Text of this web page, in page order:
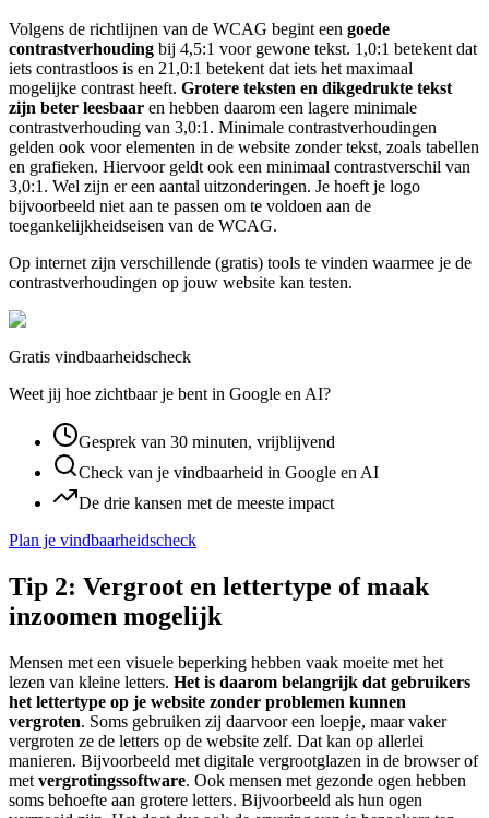
Volgens de richtlijnen van de WCAG begint een goede
contrastverhouding bij 4,5:1 voor gewone tekst. 1,0:1 betekent dat
iets contrastloos is en 21,0:1 betekent dat iets het maximaal
mogelijke contrast heeft. Grotere teksten en dikgedrukte tekst
zijn beter leesbaar en hebben daarom een lagere minimale
contrastverhouding van 3,0:1. Minimale contrastverhoudingen
gelden ook voor elementen in de website zonder tekst, zoals tabellen
en grafieken. Hiervoor geldt ook een minimaal contrastverschil van
3,0:1. Wel zijn er een aantal uitzonderingen. Je hoeft je logo
bijvoorbeeld niet aan te passen om te voldoen aan de
toegankelijkheidseisen van de WCAG.
Op internet zijn verschillende (gratis) tools te vinden waarmee je de
contrastverhoudingen op jouw website kan testen.
Gratis vindbaarheidscheck
Weet jij hoe zichtbaar je bent in Google en AI?
Gesprek van 30 minuten, vrijblijvend
Check van je vindbaarheid in Google en AI
De drie kansen met de meeste impact
Plan je vindbaarheidscheck
Tip 2: Vergroot en lettertype of maak
inzoomen mogelijk
Mensen met een visuele beperking hebben vaak moeite met het
lezen van kleine letters. Het is daarom belangrijk dat gebruikers
het lettertype op je website zonder problemen kunnen
vergroten. Soms gebruiken zij daarvoor een loepje, maar vaker
vergroten ze de letters op de website zelf. Dat kan op allerlei
manieren. Bijvoorbeeld met digitale vergrootglazen in de browser of
met vergrotingssoftware. Ook mensen met gezonde ogen hebben
soms behoefte aan grotere letters. Bijvoorbeeld als hun ogen